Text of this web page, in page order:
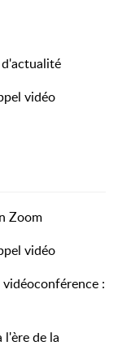
vidéo
Zoom
vidéo
:
de la